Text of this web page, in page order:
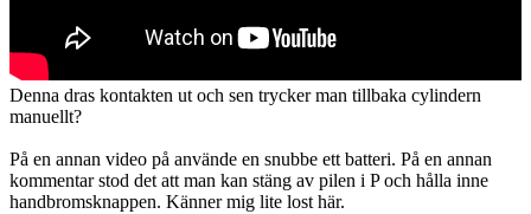
Denna dras kontakten ut och sen trycker man tillbaka cylindern
manuellt?
På en annan video på använde en snubbe ett batteri. På en annan
kommentar stod det att man kan stäng av pilen i P och hålla inne
handbromsknappen. Känner mig lite lost här.